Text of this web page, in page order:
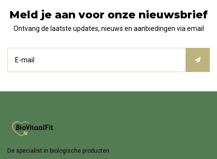
Meld je aan voor onze nieuwsbrief
Ontvang de laatste updates, nieuws en aanbiedingen via email
De specialist in biologische producten